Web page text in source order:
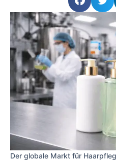
Der globale Markt für